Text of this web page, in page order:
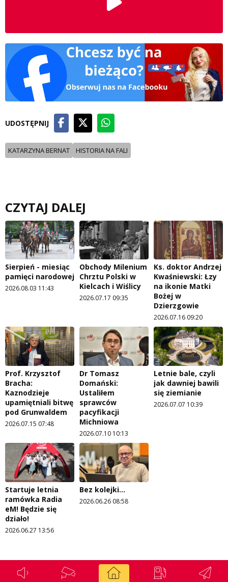
UDOSTĘPNIJ
KATARZYNA BERNAT HISTORIA NA FALI
CZYTAJ DALEJ
Sierpień - miesiąc
pamięci narodowej
2026.08.03 11:43
Obchody Milenium
Chrztu Polski w
Kielcach i Wiślicy
2026.07.17 09:35
Ks. doktor Andrzej
Kwaśniewski: Łzy
na ikonie Matki
Bożej w
Dzierzgowie
2026.07.16 09:20
Prof. Krzysztof
Bracha:
Kaznodzieje
upamiętniali bitwę
pod Grunwaldem
2026.07.15 07:48
Dr Tomasz
Domański:
Ustaliłem
sprawców
pacyfikacji
Michniowa
2026.07.10 10:13
Letnie bale, czyli
jak dawniej bawili
się ziemianie
2026.07.07 10:39
Startuje letnia
ramówka Radia
eM! Będzie się
działo!
2026.06.27 13:56
Bez kolejki...
2026.06.26 08:58